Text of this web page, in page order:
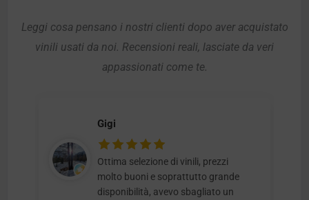
Leggi cosa pensano i nostri clienti dopo aver acquistato
vinili usati da noi. Recensioni reali, lasciate da veri
appassionati come te.
Gigi
Ottima selezione di vinili, prezzi
molto buoni e soprattutto grande
disponibilità, avevo sbagliato un